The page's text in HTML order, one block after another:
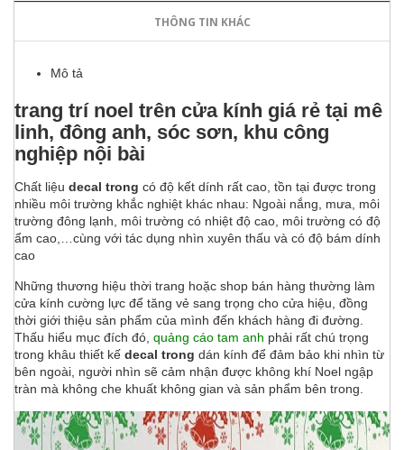
THÔNG TIN KHÁC
Mô tả
trang trí noel trên cửa kính giá rẻ tại mê
linh, đông anh, sóc sơn, khu công
nghiệp nội bài
Chất liệu decal trong có độ kết dính rất cao, tồn tại được trong
nhiều môi trường khắc nghiệt khác nhau: Ngoài nắng, mưa, môi
trường đông lạnh, môi trường có nhiệt độ cao, môi trường có độ
ẩm cao,…cùng với tác dụng nhìn xuyên thấu và có độ bám dính
cao
Những thương hiệu thời trang hoặc shop bán hàng thường làm
cửa kính cường lực để tăng vẻ sang trọng cho cửa hiệu, đồng
thời giới thiệu sản phẩm của mình đến khách hàng đi đường.
Thấu hiểu mục đích đó, quảng cáo tam anh phải rất chú trọng
trong khâu thiết kế decal trong dán kính để đảm bảo khi nhìn từ
bên ngoài, người nhìn sẽ cảm nhận được không khí Noel ngập
tràn mà không che khuất không gian và sản phẩm bên trong.